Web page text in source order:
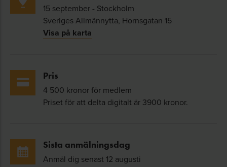
Under dagen får du en aktuell bild av hur de nya
reglerna påverkar planering, bygglovsprocesser
och genomförandeprojekt.
De första erfarenheterna efter
införandet
Träffen hålls i mitten av september – bara några
oss möjlighet att diskutera de första konkreta
erfarenheterna:
15 september - Stockholm
Sveriges Allmännytta, Hornsgatan 15
Visa på karta
Pris
4 500 kronor för medlem
Priset för att delta digitalt är 3900 kronor.
Sista anmälningsdag
Anmäl dig senast 12 augusti